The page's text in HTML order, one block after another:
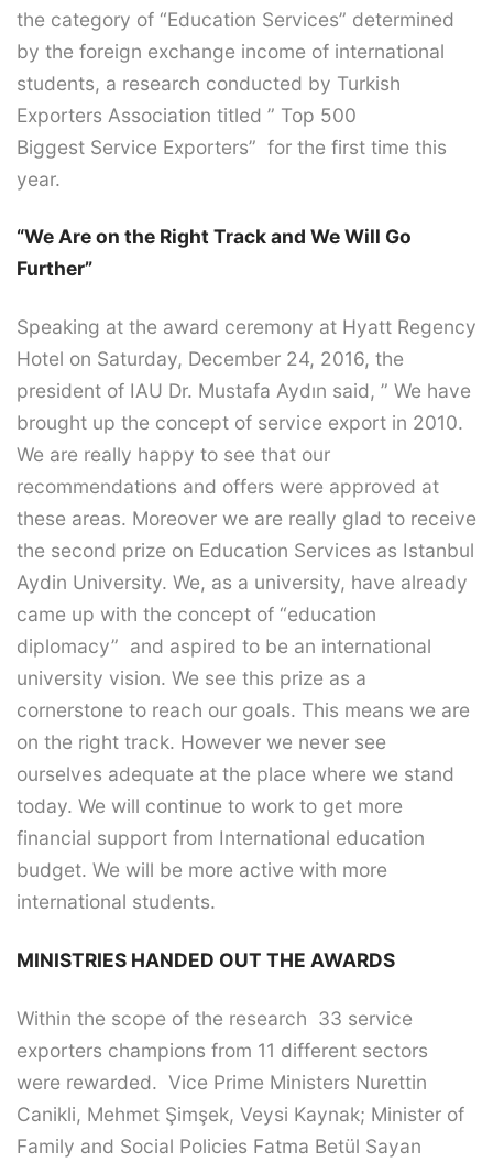
the category of “Education Services” determined
by the foreign exchange income of international
students, a research conducted by Turkish
Exporters Association titled ” Top 500
Biggest Service Exporters” for the first time this
year.
“We Are on the Right Track and We Will Go
Further”
Speaking at the award ceremony at Hyatt Regency
Hotel on Saturday, December 24, 2016, the
president of IAU Dr. Mustafa Aydın said, ” We have
brought up the concept of service export in 2010.
We are really happy to see that our
recommendations and offers were approved at
these areas. Moreover we are really glad to receive
the second prize on Education Services as Istanbul
Aydin University. We, as a university, have already
came up with the concept of “education
diplomacy” and aspired to be an international
university vision. We see this prize as a
cornerstone to reach our goals. This means we are
on the right track. However we never see
ourselves adequate at the place where we stand
today. We will continue to work to get more
financial support from International education
budget. We will be more active with more
international students.
MINISTRIES HANDED OUT THE AWARDS
Within the scope of the research 33 service
exporters champions from 11 different sectors
were rewarded. Vice Prime Ministers Nurettin
Canikli, Mehmet Şimşek, Veysi Kaynak; Minister of
Family and Social Policies Fatma Betül Sayan